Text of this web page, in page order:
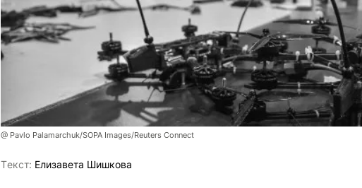
@ Pavlo Palamarchuk/SOPA Images/Reuters Connect
Tекст: Елизавета Шишкова